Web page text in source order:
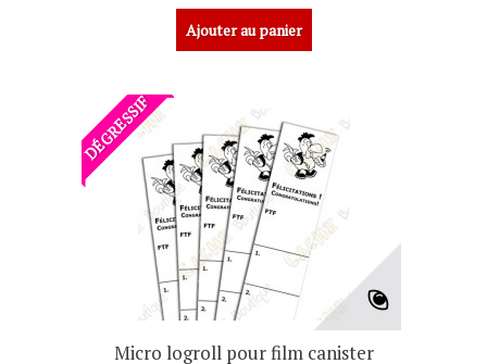
Ajouter au panier
DÉGRESSIF
Micro logroll pour film canister